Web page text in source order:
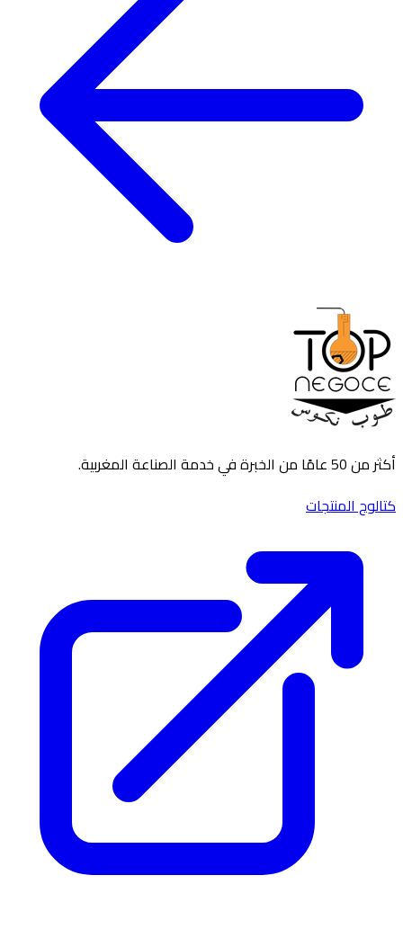
أكثر من 50 عامًا من الخبرة في خدمة الصناعة المغربية.
كتالوج المنتجات